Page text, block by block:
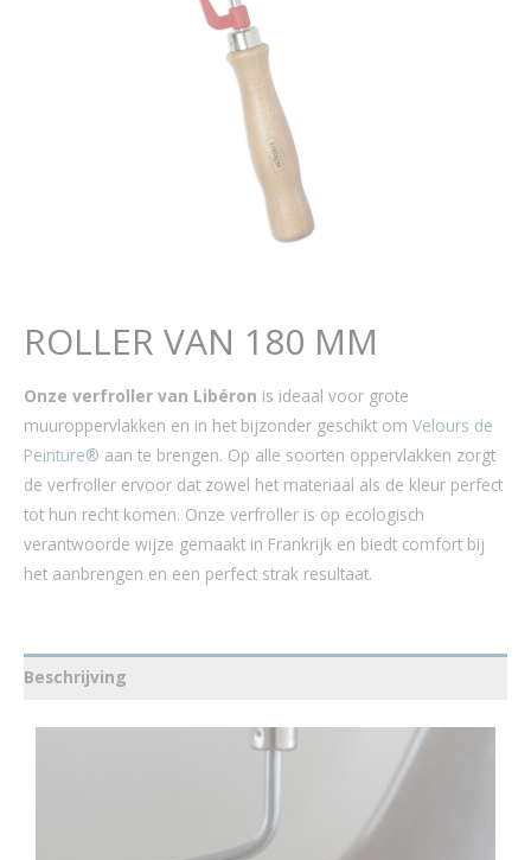
ROLLER VAN 180 MM
Onze verfroller van Libéron is ideaal voor grote
muuroppervlakken en in het bijzonder geschikt om Velours de
Peinture® aan te brengen. Op alle soorten oppervlakken zorgt
de verfroller ervoor dat zowel het materiaal als de kleur perfect
tot hun recht komen. Onze verfroller is op ecologisch
verantwoorde wijze gemaakt in Frankrijk en biedt comfort bij
het aanbrengen en een perfect strak resultaat.
Beschrijving